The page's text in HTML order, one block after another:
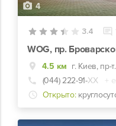
4
3.4
WOG, пр.
4.5 км г. Киев, пр-
(044) 222-91-ХХ
+
Открыто: